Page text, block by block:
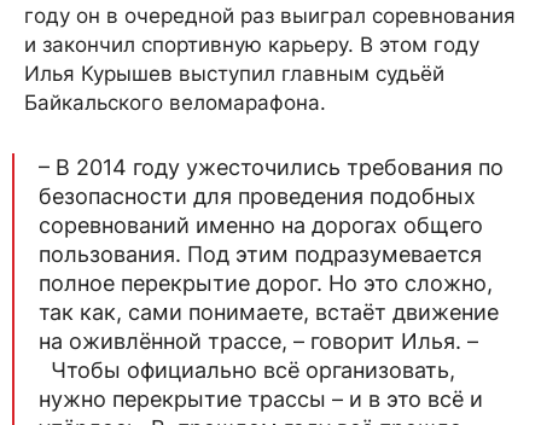
году он в очередной раз выиграл соревнования
и закончил спортивную карьеру. В этом году
Илья Курышев выступил главным судьёй
Байкальского веломарафона.
– В 2014 году ужесточились требования по
безопасности для проведения подобных
соревнований именно на дорогах общего
пользования. Под этим подразумевается
полное перекрытие дорог. Но это сложно,
так как, сами понимаете, встаёт движение
на оживлённой трассе, – говорит Илья. –
Чтобы официально всё организовать,
нужно перекрытие трассы – и в это всё и